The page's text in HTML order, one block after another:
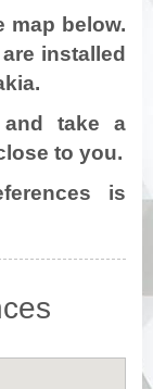
map below.
installed
take a
to you.
is